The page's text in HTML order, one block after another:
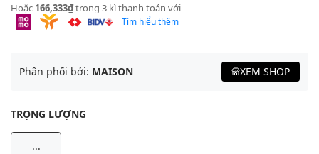
Hoặc 166,333₫trong 3 kì thanh toán với
Tìm hiểu thêm
Phân phối bởi: MAISON XEM SHOP
TRỌNG LƯỢNG
...